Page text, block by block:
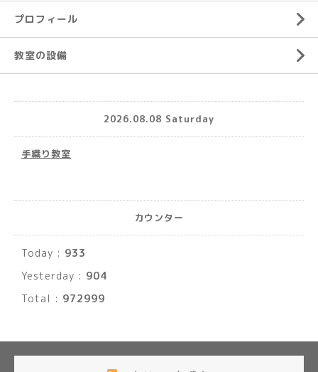
プロフィール
教室の設備
2026.08.08 Saturday
手織り教室
カウンター
Today : 933
Yesterday : 904
Total : 972999